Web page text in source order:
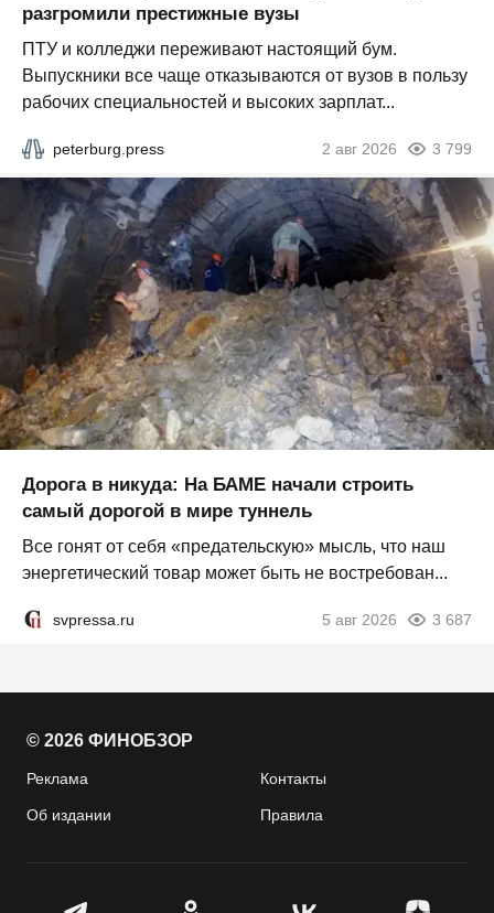
разгромили престижные вузы
ПТУ и колледжи переживают настоящий бум.
Выпускники все чаще отказываются от вузов в пользу
рабочих специальностей и высоких зарплат...
peterburg.press 2 авг 2026 3 799
Дорога в никуда: На БАМЕ начали строить
самый дорогой в мире туннель
Все гонят от себя «предательскую» мысль, что наш
энергетический товар может быть не востребован...
svpressa.ru 5 авг 2026 3 687
© 2026 ФИНОБЗОР
Реклама Контакты
Об издании Правила